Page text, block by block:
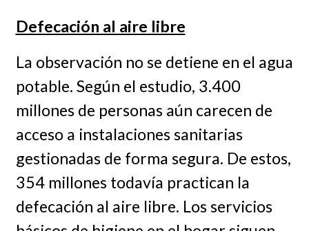
Defecación al aire libre
La observación no se detiene en el agua
potable. Según el estudio, 3.400
millones de personas aún carecen de
acceso a instalaciones sanitarias
gestionadas de forma segura. De estos,
354 millones todavía practican la
defecación al aire libre. Los servicios